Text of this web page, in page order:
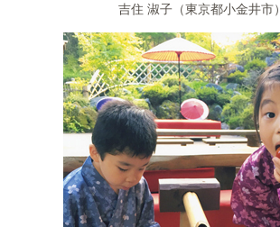
吉住 淑子（東京都小金井市）